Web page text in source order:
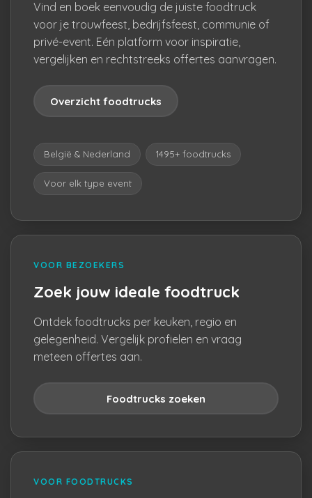
Vind en boek eenvoudig de juiste foodtruck
voor je trouwfeest, bedrijfsfeest, communie of
privé-event. Eén platform voor inspiratie,
vergelijken en rechtstreeks offertes aanvragen.
Overzicht foodtrucks
België & Nederland 1495+ foodtrucks
Voor elk type event
VOOR BEZOEKERS
Zoek jouw ideale foodtruck
Ontdek foodtrucks per keuken, regio en
gelegenheid. Vergelijk profielen en vraag
meteen offertes aan.
Foodtrucks zoeken
VOOR FOODTRUCKS